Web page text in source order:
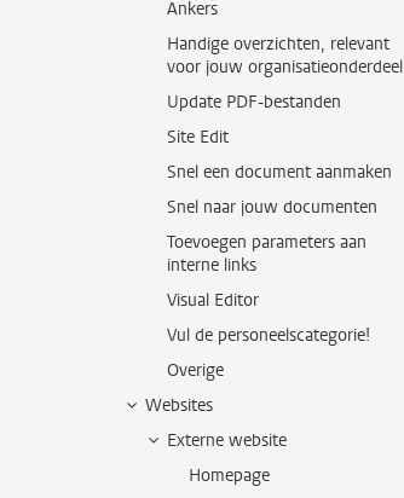
Ankers
Handige overzichten, relevant
voor jouw organisatieonderdeel
Update PDF-bestanden
Site Edit
Snel een document aanmaken
Snel naar jouw documenten
Toevoegen parameters aan
interne links
Visual Editor
Vul de personeelscategorie!
Overige
Websites
Externe website
Homepage